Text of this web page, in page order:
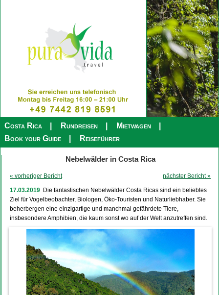
Costa Rica Rundreisen
Mietwagen
Book your Guide
Reiseführer
Nebelwälder in Costa Rica
nächster Bericht »
« vorheriger Bericht
17.03.2019 Die fantastischen Nebelwälder Costa Ricas sind ein beliebtes
Ziel für Vogelbeobachter, Biologen, Öko-Touristen und Naturliebhaber. Sie
beherbergen eine einzigartige und manchmal gefährdete Tiere,
insbesondere Amphibien, die kaum sonst wo auf der Welt anzutreffen sind.